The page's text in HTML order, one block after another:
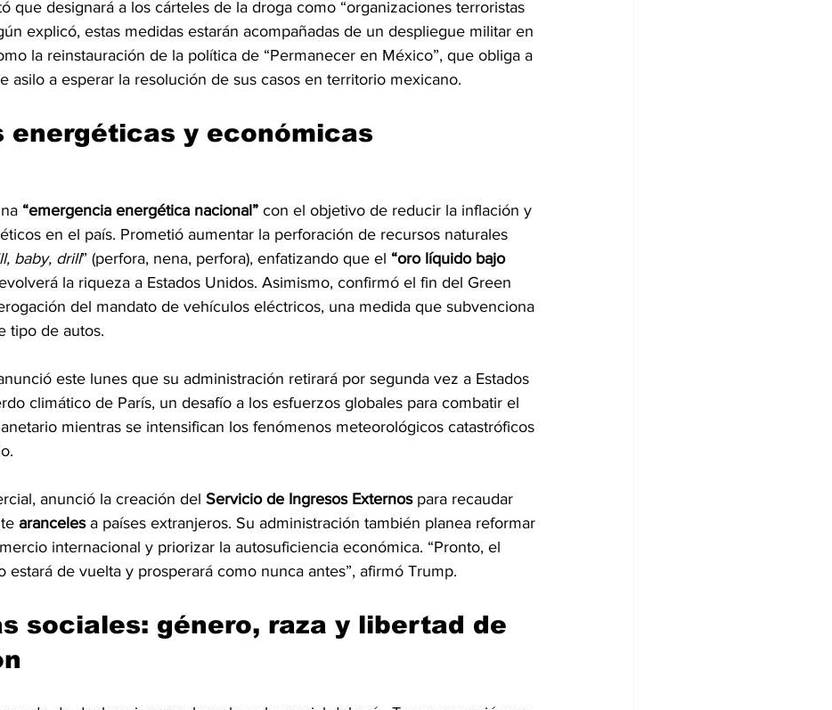
que designará a los cárteles de la droga como “organizaciones terroristas
explicó, estas medidas estarán acompañadas de un despliegue militar en
la reinstauración de la política de “Permanecer en México”, que obliga a
asilo a esperar la resolución de sus casos en territorio mexicano.
energéticas y económicas
“emergencia energética nacional” con el objetivo de reducir la inflación y
en el país. Prometió aumentar la perforación de recursos naturales
baby, drill” (perfora, nena, perfora), enfatizando que el “oro líquido bajo
la riqueza a Estados Unidos. Asimismo, confirmó el fin del Green
del mandato de vehículos eléctricos, una medida que subvenciona
tipo de autos.
este lunes que su administración retirará por segunda vez a Estados
climático de París, un desafío a los esfuerzos globales para combatir el
mientras se intensifican los fenómenos meteorológicos catastróficos
anunció la creación del Servicio de Ingresos Externos para recaudar
aranceles a países extranjeros. Su administración también planea reformar
internacional y priorizar la autosuficiencia económica. “Pronto, el
estará de vuelta y prosperará como nunca antes”, afirmó Trump.
sociales: género, raza y libertad de